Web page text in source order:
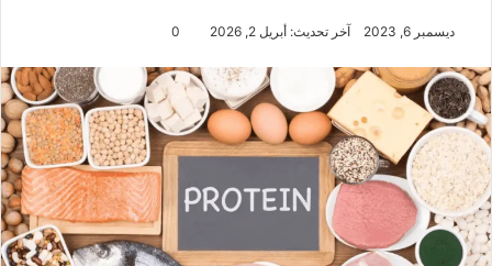
ديسمبر 6, 2023 آخر تحديث: أبريل 2, 2026 0